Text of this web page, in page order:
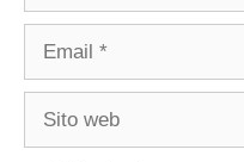
Email
Sito